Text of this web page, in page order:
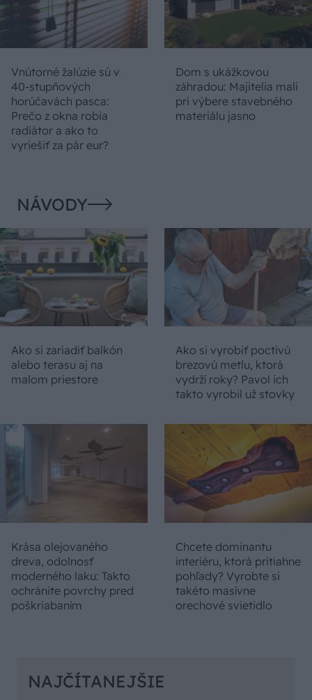
Vnútorné žalúzie sú v
40-stupňových
horúčavách pasca:
Prečo z okna robia
radiátor a ako to
vyriešiť za pár eur?
Dom s ukážkovou
záhradou: Majitelia mali
pri výbere stavebného
materiálu jasno
NÁVODY
Ako si zariadiť balkón
alebo terasu aj na
malom priestore
Ako si vyrobiť poctivú
brezovú metlu, ktorá
vydrží roky? Pavol ich
takto vyrobil už stovky
Krása olejovaného
dreva, odolnosť
moderného laku: Takto
ochránite povrchy pred
poškriabaním
Chcete dominantu
interiéru, ktorá pritiahne
pohľady? Vyrobte si
takéto masívne
orechové svietidlo
NAJČÍTANEJŠIE